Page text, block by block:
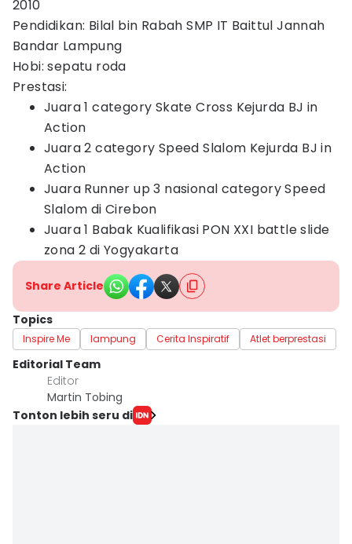
2010
Pendidikan: Bilal bin Rabah SMP IT Baittul Jannah
Bandar Lampung
Hobi: sepatu roda
Prestasi:
Juara 1 category Skate Cross Kejurda BJ in
Action
Juara 2 category Speed Slalom Kejurda BJ in
Action
Juara Runner up 3 nasional category Speed
Slalom di Cirebon
Juara 1 Babak Kualifikasi PON XXI battle slide
zona 2 di Yogyakarta
Share Article
Topics
Inspire Me lampung Cerita Inspiratif Atlet berprestasi
Editorial Team
Editor
Martin Tobing
Tonton lebih seru di